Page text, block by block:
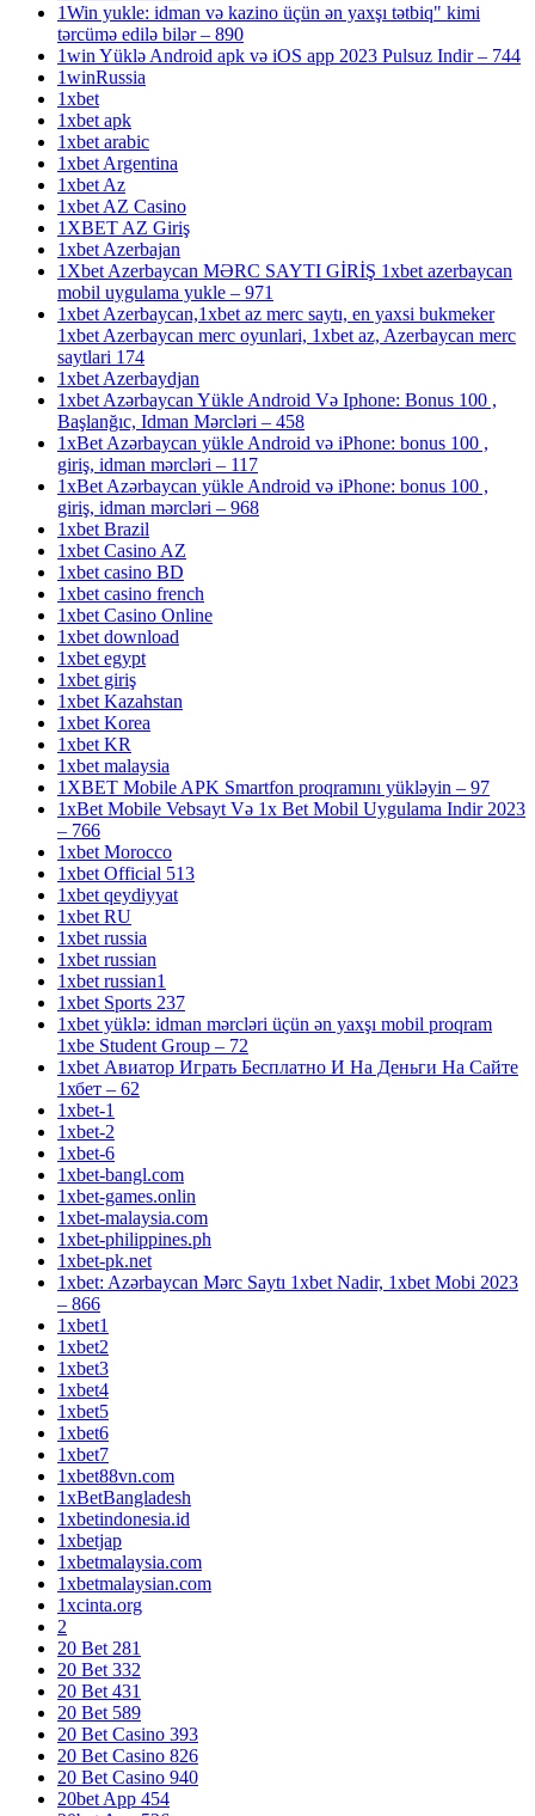
1Win yukle: idman və kazino üçün ən yaxşı tətbiq" kimi
tərcümə edilə bilər – 890
1win Yüklə Android apk və iOS app 2023 Pulsuz Indir – 744
1winRussia
1xbet
1xbet apk
1xbet arabic
1xbet Argentina
1xbet Az
1xbet AZ Casino
1XBET AZ Giriş
1xbet Azerbajan
1Xbet Azerbaycan MƏRC SAYTI GİRİŞ 1xbet azerbaycan
mobil uygulama yukle – 971
1xbet Azerbaycan,1xbet az merc saytı, en yaxsi bukmeker
1xbet Azerbaycan merc oyunlari, 1xbet az, Azerbaycan merc
saytlari 174
1xbet Azerbaydjan
1xbet Azərbaycan Yükle Android Və Iphone: Bonus 100 ,
Başlanğıc, Idman Mərcləri – 458
1xBet Azərbaycan yükle Android və iPhone: bonus 100 ,
giriş, idman mərcləri – 117
1xBet Azərbaycan yükle Android və iPhone: bonus 100 ,
giriş, idman mərcləri – 968
1xbet Brazil
1xbet Casino AZ
1xbet casino BD
1xbet casino french
1xbet Casino Online
1xbet download
1xbet egypt
1xbet giriş
1xbet Kazahstan
1xbet Korea
1xbet KR
1xbet malaysia
1XBET Mobile APK Smartfon proqramını yükləyin – 97
1xBet Mobile Vebsayt Və 1x Bet Mobil Uygulama Indir 2023
– 766
1xbet Morocco
1xbet Official 513
1xbet qeydiyyat
1xbet RU
1xbet russia
1xbet russian
1xbet russian1
1xbet Sports 237
1xbet yüklə: idman mərcləri üçün ən yaxşı mobil proqram
1xbe Student Group – 72
1xbet Авиатор Играть Бесплатно И На Деньги На Сайте
1хбет – 62
1xbet-1
1xbet-2
1xbet-6
1xbet-bangl.com
1xbet-games.onlin
1xbet-malaysia.com
1xbet-philippines.ph
1xbet-pk.net
1xbet: Azərbaycan Mərc Saytı 1xbet Nadir, 1xbet Mobi 2023
– 866
1xbet1
1xbet2
1xbet3
1xbet4
1xbet5
1xbet6
1xbet7
1xbet88vn.com
1xBetBangladesh
1xbetindonesia.id
1xbetjap
1xbetmalaysia.com
1xbetmalaysian.com
1xcinta.org
2
20 Bet 281
20 Bet 332
20 Bet 431
20 Bet 589
20 Bet Casino 393
20 Bet Casino 826
20 Bet Casino 940
20bet App 454